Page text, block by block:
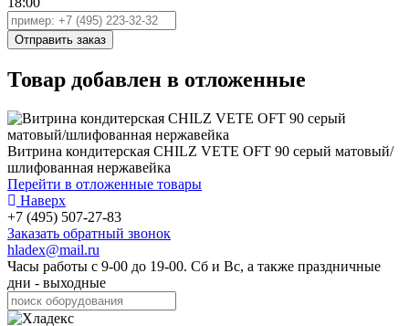
Товар добавлен в отложенные
Витрина кондитерская CHILZ VETE OFT 90 серый матовый/
шлифованная нержавейка
Перейти в отложенные товары
Наверх
+7 (495) 507-27-83
Заказать обратный звонок
hladex@mail.ru
Часы работы с 9-00 до 19-00. Сб и Вс, а также праздничные
дни - выходные